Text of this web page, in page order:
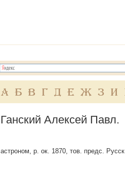
А Б В Г Д Е Ж З И
Ганский Алексей Павл.
астроном, р. ок. 1870, тов. предс.